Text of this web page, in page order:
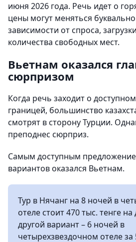
июня 2026 года. Речь идет о
цены могут меняться
зависимости от спроса,
количества свободных мест.
Вьетнам оказался
сюрпризом
Когда речь заходит о
границей, большинство
смотрят в сторону Турции.
преподнес сюрприз.
Самым доступным
вариантов оказался Вьетнам.
Тур в Нячанг на 8 ночей в
отеле стоит 470 тыс. тенге на
другой вариант – 6 ночей в
четырехзвездочном отеле за